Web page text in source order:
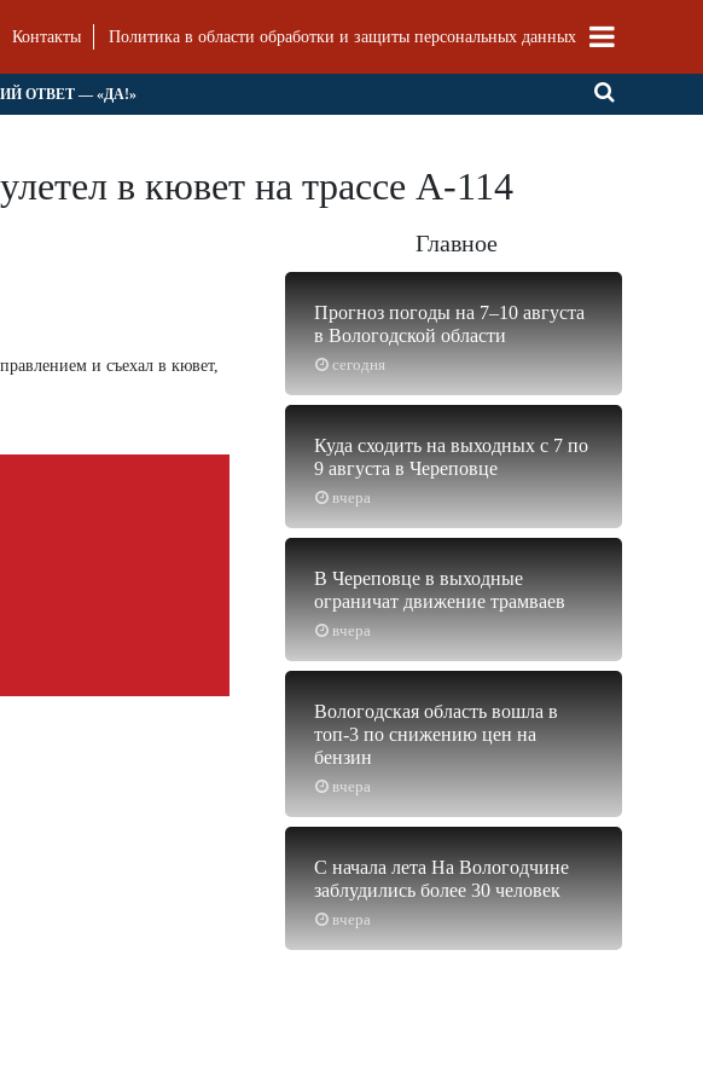
Контакты Политика в области обработки и защиты персональных данных
ОТВЕТ — «ДА!»
в кювет на трассе А-114
и съехал в кювет,
Главное
сегодня
Прогноз погоды на 7–10 августа
в Вологодской области
вчера
Куда сходить на выходных с 7 по
9 августа в Череповце
вчера
В Череповце в выходные
ограничат движение трамваев
вчера
Вологодская область вошла в
топ-3 по снижению цен на
бензин
вчера
С начала лета На Вологодчине
заблудились более 30 человек